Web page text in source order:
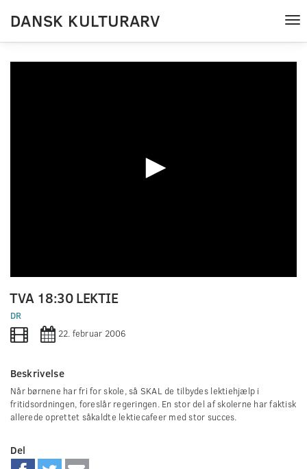
DANSK KULTURARV
seconds
of
0
seconds
TVA 18:30 LEKTIE
DR
22. februar 2006
Beskrivelse
Når børnene har fri for skole, så SKAL de tilbydes lektiehjælp i
fritidsordningen, foreslår regeringen. En stor del af skolerne har faktisk
allerede oprettet såkaldte lektiecafeer med stor succes.
Del